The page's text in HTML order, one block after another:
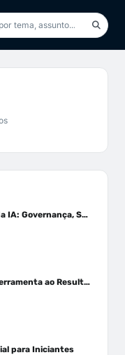
Uso Responsável da IA: Governança, Segurança e LGPD
IA na Prática: Da Ferramenta ao Resultado
para Iniciantes